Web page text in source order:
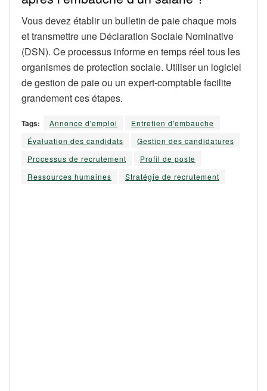
Vous devez établir un bulletin de paie chaque mois
et transmettre une Déclaration Sociale Nominative
(DSN). Ce processus informe en temps réel tous les
organismes de protection sociale. Utiliser un logiciel
de gestion de paie ou un expert-comptable facilite
grandement ces étapes.
Tags: Annonce d'emploi
Entretien d'embauche
Évaluation des candidats
Gestion des candidatures
Processus de recrutement
Profil de poste
Ressources humaines
Stratégie de recrutement